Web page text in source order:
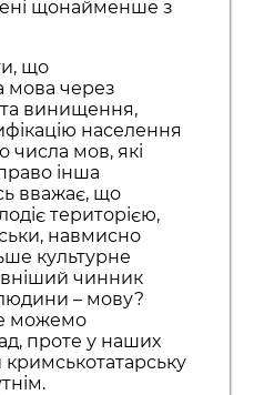
щонайменше з
що
мова через
та винищення,
населення
числа мов, які
інша
вважає, що
територією,
навмисно
культурне
чинник
людини – мову?
можемо
проте у наших